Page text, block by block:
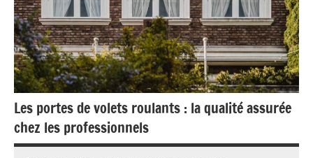
Les portes de volets roulants : la qualité assurée
chez les professionnels